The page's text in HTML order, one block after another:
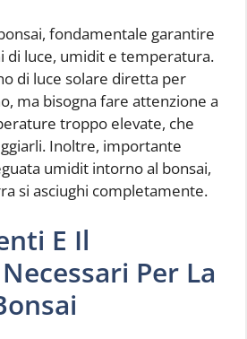
fondamentale garantire
di luce, umidit e temperatura.
di luce solare diretta per
ma bisogna fare attenzione a
troppo elevate, che
Inoltre, importante
umidit intorno al bonsai,
si asciughi completamente.
E Il
Per La